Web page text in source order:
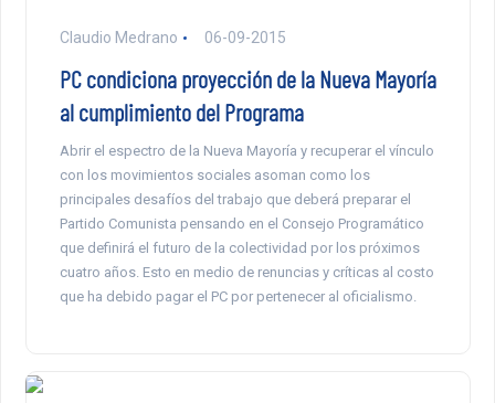
Claudio Medrano 06-09-2015
PC condiciona proyección de la Nueva Mayoría
al cumplimiento del Programa
Abrir el espectro de la Nueva Mayoría y recuperar el vínculo
con los movimientos sociales asoman como los
principales desafíos del trabajo que deberá preparar el
Partido Comunista pensando en el Consejo Programático
que definirá el futuro de la colectividad por los próximos
cuatro años. Esto en medio de renuncias y críticas al costo
que ha debido pagar el PC por pertenecer al oficialismo.